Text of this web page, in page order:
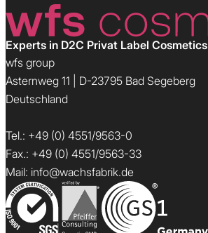
Experts in D2C Privat Label Cosmetics
wfs group
Asternweg 11 | D-23795 Bad Segeberg
Deutschland
Tel.: +49 (0) 4551/9563-0
Fax.: +49 (0) 4551/9563-33
Mail: info@wachsfabrik.de